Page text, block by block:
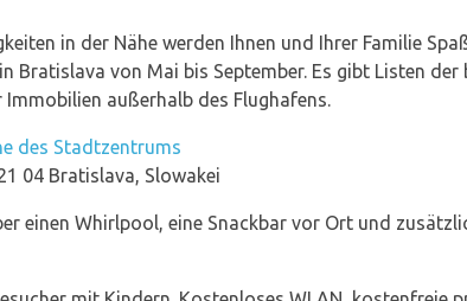
in der Nähe werden Ihnen und Ihrer Familie
Bratislava von Mai bis September. Es gibt Listen der
außerhalb des Flughafens.
des Stadtzentrums
04 Bratislava, Slowakei
einen Whirlpool, eine Snackbar vor Ort und